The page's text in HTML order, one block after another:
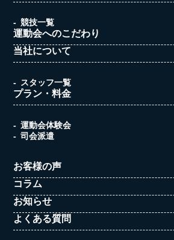
競技一覧
運動会へのこだわり
当社について
スタッフ一覧
プラン・料金
運動会体験会
司会派遣
お客様の声
コラム
お知らせ
よくある質問